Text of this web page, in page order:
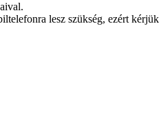
lesz szükség, ezért kérjük